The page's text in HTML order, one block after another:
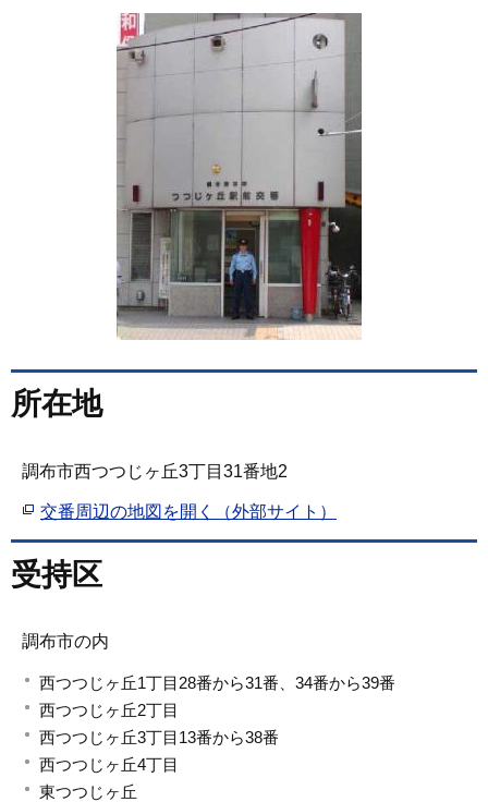
所在地
調布市西つつじヶ丘3丁目31番地2
交番周辺の地図を開く（外部サイト）
受持区
調布市の内
西つつじヶ丘1丁目28番から31番、34番から39番
西つつじヶ丘2丁目
西つつじヶ丘3丁目13番から38番
西つつじヶ丘4丁目
東つつじヶ丘